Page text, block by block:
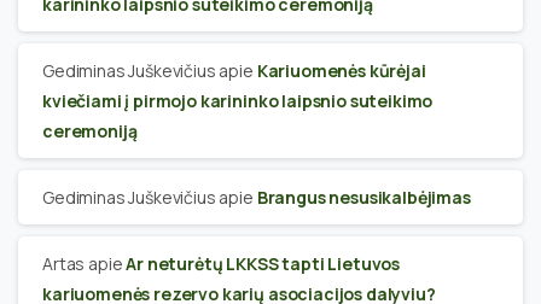
Gediminas Juškevičius apie Kariuomenės kūrėjai
kviečiami į pirmojo karininko laipsnio suteikimo
ceremoniją
Gediminas Juškevičius apie Brangus nesusikalbėjimas
Artas apieAr neturėtų LKKSS tapti Lietuvos
kariuomenės rezervo karių asociacijos dalyviu?